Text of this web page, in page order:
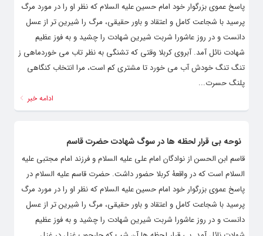
پاسخ عموی بزرگوار خود امام حسین علیه السلام که نظر او را در مورد مرگ
پرسید با شجاعت کامل و اعتقاد و باور حقیقی، مرگ را شیرین ‌تر از عسل
دانست و در روز عاشورا شربت شیرین شهادت را چشید و به فوز عظیم
شهادت نائل آمد. آبروی کربلا وقتی که تشنگی به نظر تاب می خوردماهی ز
تنگ تنگ خودش آب می خورد تا مشتری کم است، مرا انتخاب کنگاهی
پلنگ حسرت...
ادامه خبر
نوحه بی قرار لحظه ها در سوگ شهادت حضرت قاسم
قاسم ابن الحسن از نوادگان امام علی علیه السلام و فرزند امام مجتبی علیه
السلام است که در واقعۀ کربلا حضور داشت. حضرت قاسم علیه السلام در
پاسخ عموی بزرگوار خود امام حسین علیه السلام که نظر او را در مورد مرگ
پرسید با شجاعت کامل و اعتقاد و باور حقیقی، مرگ را شیرین ‌تر از عسل
دانست و در روز عاشورا شربت شیرین شهادت را چشید و به فوز عظیم